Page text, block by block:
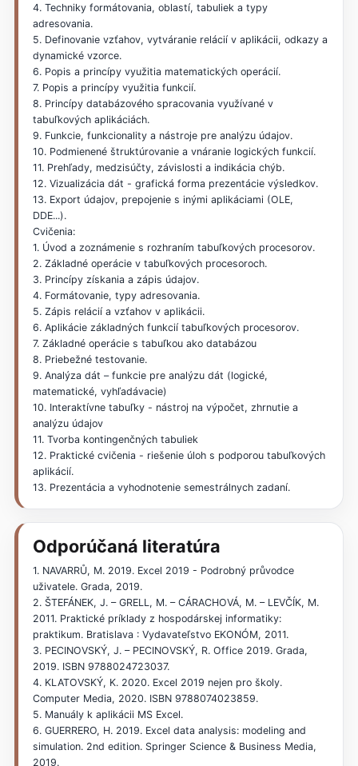
4. Techniky formátovania, oblastí, tabuliek a typy
adresovania.
5. Definovanie vzťahov, vytváranie relácií v aplikácii, odkazy a
dynamické vzorce.
6. Popis a princípy využitia matematických operácií.
7. Popis a princípy využitia funkcií.
8. Princípy databázového spracovania využívané v
tabuľkových aplikáciách.
9. Funkcie, funkcionality a nástroje pre analýzu údajov.
10. Podmienené štruktúrovanie a vnáranie logických funkcií.
11. Prehľady, medzisúčty, závislosti a indikácia chýb.
12. Vizualizácia dát - grafická forma prezentácie výsledkov.
13. Export údajov, prepojenie s inými aplikáciami (OLE,
DDE...).
Cvičenia:
1. Úvod a zoznámenie s rozhraním tabuľkových procesorov.
2. Základné operácie v tabuľkových procesoroch.
3. Princípy získania a zápis údajov.
4. Formátovanie, typy adresovania.
5. Zápis relácií a vzťahov v aplikácii.
6. Aplikácie základných funkcií tabuľkových procesorov.
7. Základné operácie s tabuľkou ako databázou
8. Priebežné testovanie.
9. Analýza dát – funkcie pre analýzu dát (logické,
matematické, vyhľadávacie)
10. Interaktívne tabuľky - nástroj na výpočet, zhrnutie a
analýzu údajov
11. Tvorba kontingenčných tabuliek
12. Praktické cvičenia - riešenie úloh s podporou tabuľkových
aplikácií.
13. Prezentácia a vyhodnotenie semestrálnych zadaní.
Odporúčaná literatúra
1. NAVARRŮ, M. 2019. Excel 2019 - Podrobný průvodce
uživatele. Grada, 2019.
2. ŠTEFÁNEK, J. – GRELL, M. – CÁRACHOVÁ, M. – LEVČÍK, M.
2011. Praktické príklady z hospodárskej informatiky:
praktikum. Bratislava : Vydavateľstvo EKONÓM, 2011.
3. PECINOVSKÝ, J. – PECINOVSKÝ, R. Office 2019. Grada,
2019. ISBN 9788024723037.
4. KLATOVSKÝ, K. 2020. Excel 2019 nejen pro školy.
Computer Media, 2020. ISBN 9788074023859.
5. Manuály k aplikácii MS Excel.
6. GUERRERO, H. 2019. Excel data analysis: modeling and
simulation. 2nd edition. Springer Science & Business Media,
2019.